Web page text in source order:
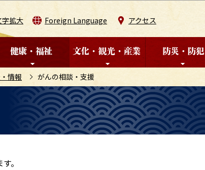
拡大 Foreign Language アクセス
情報 がんの相談・支援
。